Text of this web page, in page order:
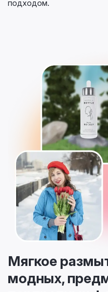
подходом.
Мягкое
модных,